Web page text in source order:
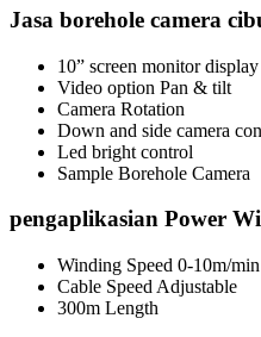
Jasa borehole camera
10” screen monitor
Video option Pan & tilt
Camera Rotation
Down and side camera
Led bright control
Sample Borehole Camera
pengaplikasian Power
Winding Speed 0-10m/min
Cable Speed Adjustable
300m Length